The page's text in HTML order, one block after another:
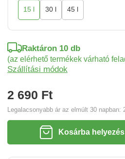
15 l 30 l 45 l
2 690 Ft
Legalacsonyabb ár az elmúlt 30 napban:
Raktáron 10 db
(az elérhető termékek várható
Szállítási módok
Kosárba helyezés